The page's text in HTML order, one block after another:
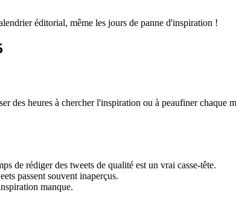
éditorial, même les jours de panne d'inspiration !
des heures à chercher l'inspiration ou à peaufiner chaque
de rédiger des tweets de qualité est un vrai casse-tête.
passent souvent inaperçus.
manque.